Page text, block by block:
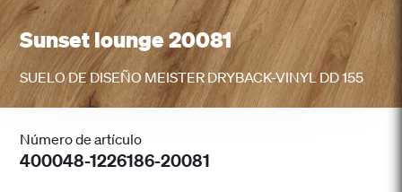
Sunset lounge 20081
SUELO DE DISEÑO MEISTER DRYBACK-VINYL DD 155
Número de artículo
400048-1226186-20081